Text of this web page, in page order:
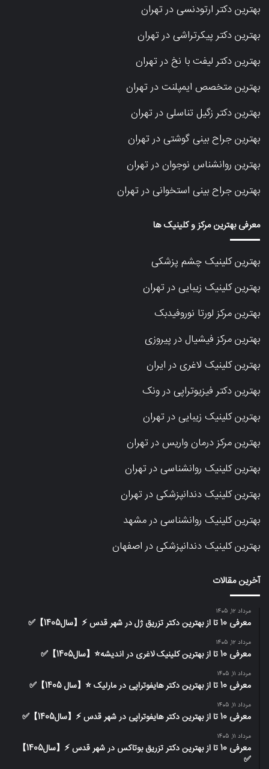
بهترین دکتر ارتودنسی در تهران
بهترین دکتر پیکرتراشی در تهران
بهترین دکتر لیفت با نخ در تهران
بهترین متخصص ایمپلنت در تهران
بهترین دکتر زگیل تناسلی در تهران
بهترین جراح بینی گوشتی در تهران
بهترین روانشناس نوجوان در تهران
بهترین جراح بینی استخوانی در تهران
معرفی بهترین مرکز و کلینیک ها
بهترین کلینیک چشم پزشکی
بهترین کلینیک زیبایی در تهران
بهترین مرکز لورتا نوروفیدبک
بهترین مرکز فیشیال در پیروزی
بهترین کلینیک لاغری در ایران
بهترین دکتر فیزیوتراپی در ونک
بهترین کلینیک زیبایی در تهران
بهترین مرکز درمان واریس در تهران
بهترین کلینیک روانشناسی در تهران
بهترین کلینیک دندانپزشکی در تهران
بهترین کلینیک روانشناسی در مشهد
بهترین کلینیک دندانپزشکی در اصفهان
آخرین مقالات
مرداد 12, 1405
معرفی 10 تا از بهترین دکتر تزریق ژل در شهر قدس ⚡️【سال1405】✅
مرداد 12, 1405
معرفی 10 تا از بهترین کلینیک لاغری در اندیشه⭐【سال1405】✅
مرداد 11, 1405
معرفی 10 تا از بهترین دکتر هایفوتراپی در مارلیک ⭐【سال 1405】✅
مرداد 11, 1405
معرفی 10 تا از بهترین دکتر هایفوتراپی در شهر قدس ⚡️【سال1405】✅
مرداد 11, 1405
معرفی 10 تا از بهترین دکتر تزریق بوتاکس در شهر قدس ⚡️【سال1405】
✅